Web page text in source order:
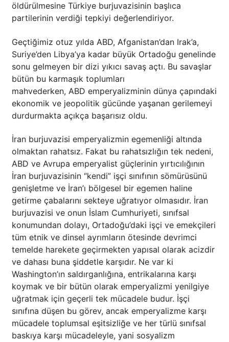
öldürülmesine Türkiye burjuvazisinin başlıca
partilerinin verdiği tepkiyi değerlendiriyor.
Geçtiğimiz otuz yılda ABD, Afganistan’dan Irak’a,
Suriye’den Libya’ya kadar büyük Ortadoğu genelinde
sonu gelmeyen bir dizi yıkıcı savaş açtı. Bu savaşlar
bütün bu karmaşık toplumları
mahvederken, ABD emperyalizminin dünya çapındaki
ekonomik ve jeopolitik gücünde yaşanan gerilemeyi
durdurmakta açıkça başarısız oldu.
İran burjuvazisi emperyalizmin egemenliği altında
olmaktan rahatsız. Fakat bu rahatsızlığın tek nedeni,
ABD ve Avrupa emperyalist güçlerinin yırtıcılığının
İran burjuvazisinin “kendi” işçi sınıfının sömürüsünü
genişletme ve İran’ı bölgesel bir egemen haline
getirme çabalarını sekteye uğratıyor olmasıdır. İran
burjuvazisi ve onun İslam Cumhuriyeti, sınıfsal
konumundan dolayı, Ortadoğu’daki işçi ve emekçileri
tüm etnik ve dinsel ayrımların ötesinde devrimci
temelde harekete geçirmekten yapısal olarak acizdir
ve dahası buna şiddetle karşıdır. Ne var ki
Washington’ın saldırganlığına, entrikalarına karşı
koymak ve bir bütün olarak emperyalizmi yenilgiye
uğratmak için geçerli tek mücadele budur. İşçi
sınıfına düşen bu görev, ancak emperyalizme karşı
mücadele toplumsal eşitsizliğe ve her türlü sınıfsal
baskıya karşı mücadeleyle, yani sosyalizm